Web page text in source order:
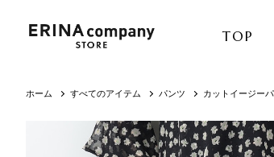
TOP
ホーム すべてのアイテム パンツ カットイージー